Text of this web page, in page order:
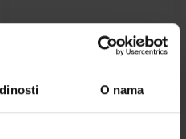
O nama
25,20 €